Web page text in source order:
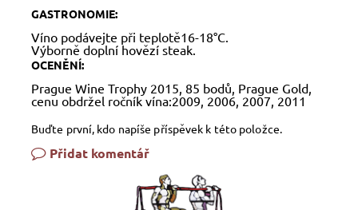
GASTRONOMIE:
Víno podávejte při teplotě16-18°C.
Výborně doplní hovězí steak.
OCENĚNÍ:
Prague Wine Trophy 2015, 85 bodů, Prague Gold,
cenu obdržel ročník vína:2009, 2006, 2007, 2011
Buďte první, kdo napíše příspěvek k této položce.
Přidat komentář